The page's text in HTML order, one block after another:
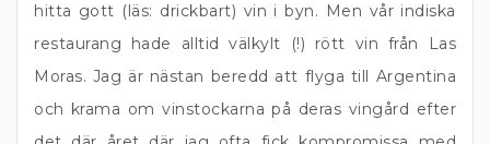
hitta gott (läs: drickbart) vin i byn. Men vår indiska
restaurang hade alltid välkylt (!) rött vin från Las
Moras. Jag är nästan beredd att flyga till Argentina
och krama om vinstockarna på deras vingård efter